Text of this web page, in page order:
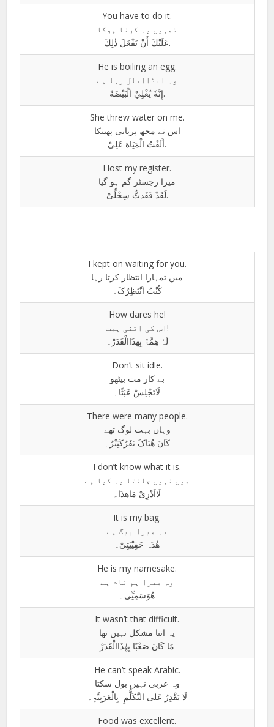
You have to do it.
تمہیں یہ کرنا ہوگا
عَلَيْكَ أَنْ تَفْعَلَ ذٰلِكَ.
He is boiling an egg.
وہ انڈاابال رہا ہے
إِنَّهٗ يُغْلِيْ اَلْبَيْضَةً.
She threw water on me.
اس نے مجھ پرپانی پھینکا
أَلَقْتُ الْمَيَاهَ عَلِيْ.
I lost my register.
میرا رجسٹر گم ہو گیا
لَقَدْ فَقَدتُّ سِجْلِّیْ.
I kept on waiting for you.
میں تمہارا انتظار کرتا رہا
کُنْتُ اَنْتَظِرُکَ۔
How dares he!
اس کی اتنی ہمت!
لَہٗ ھِمَّۃٌ بِھٰذَاالْقَدَرْ۔
Don’t sit idle.
بے کار مت بیٹھو
لَاتَجْلِسْ عَبَثًا۔
There were many people.
وہاں بہت لوگ تھے
کَانَ ھُنَاکَ نَفَرٌکَثِیْرٌ۔
I don’t know what it is.
میں نہیں جانتا یہ کیا ہے
لَااَدْرِیْ مَاھٰذَا۔
It is my bag.
یہ میرا بیگ ہے
ھٰذَہ حَقِیْبَتِیْ۔
He is my namesake.
وہ میرا ہم نام ہے
ھُوَسَمِیِّی۔
It wasn’t that difficult.
یہ اتنا مشکل نہیں تھا
مَا کَانَ صَعْبًا بِھٰذَاالْقَدَرْ
He can’t speak Arabic.
وہ عربی نہیں بول سکتا
لَا یَقْدِرُ عَلی التَّکَلُّمِ بِالْعَرَبِیَّۃِ۔
Food was excellent.